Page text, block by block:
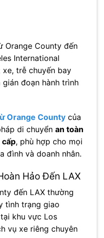
Orange County đến
International
trễ chuyến bay
đoạn hành trình
Orange County của
di chuyển an toàn
cấp, phù hợp cho mọi
đình và doanh nhân.
Hảo Đến LAX
đến LAX thường
tình trạng giao
khu vực Los
vụ xe riêng chuyên